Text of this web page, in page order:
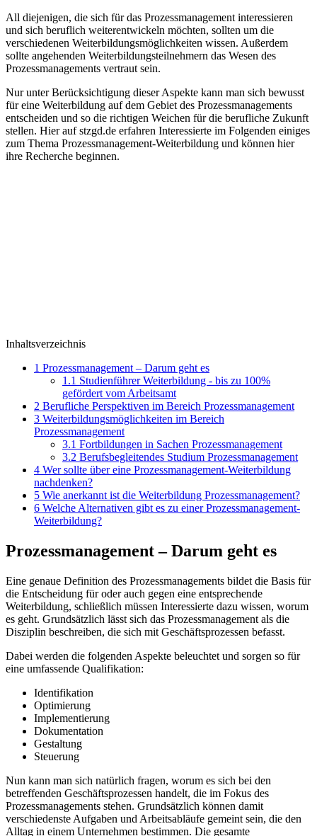
All diejenigen, die sich für das Prozessmanagement interessieren
und sich beruflich weiterentwickeln möchten, sollten um die
verschiedenen Weiterbildungsmöglichkeiten wissen. Außerdem
sollte angehenden Weiterbildungsteilnehmern das Wesen des
Prozessmanagements vertraut sein.
Nur unter Berücksichtigung dieser Aspekte kann man sich bewusst
für eine Weiterbildung auf dem Gebiet des Prozessmanagements
entscheiden und so die richtigen Weichen für die berufliche Zukunft
stellen. Hier auf stzgd.de erfahren Interessierte im Folgenden einiges
zum Thema Prozessmanagement-Weiterbildung und können hier
ihre Recherche beginnen.
Inhaltsverzeichnis
1 Prozessmanagement – Darum geht es
1.1 Studienführer Weiterbildung - bis zu 100%
gefördert vom Arbeitsamt
2 Berufliche Perspektiven im Bereich Prozessmanagement
3 Weiterbildungsmöglichkeiten im Bereich
Prozessmanagement
3.1 Fortbildungen in Sachen Prozessmanagement
3.2 Berufsbegleitendes Studium Prozessmanagement
4 Wer sollte über eine Prozessmanagement-Weiterbildung
nachdenken?
5 Wie anerkannt ist die Weiterbildung Prozessmanagement?
6 Welche Alternativen gibt es zu einer Prozessmanagement-
Weiterbildung?
Prozessmanagement – Darum geht es
Eine genaue Definition des Prozessmanagements bildet die Basis für
die Entscheidung für oder auch gegen eine entsprechende
Weiterbildung, schließlich müssen Interessierte dazu wissen, worum
es geht. Grundsätzlich lässt sich das Prozessmanagement als die
Disziplin beschreiben, die sich mit Geschäftsprozessen befasst.
Dabei werden die folgenden Aspekte beleuchtet und sorgen so für
eine umfassende Qualifikation:
Identifikation
Optimierung
Implementierung
Dokumentation
Gestaltung
Steuerung
Nun kann man sich natürlich fragen, worum es sich bei den
betreffenden Geschäftsprozessen handelt, die im Fokus des
Prozessmanagements stehen. Grundsätzlich können damit
verschiedenste Aufgaben und Arbeitsabläufe gemeint sein, die den
Alltag in einem Unternehmen bestimmen. Die gesamte